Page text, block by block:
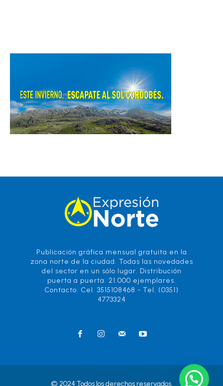
Publicación gráfica mensual gratuita en la
zona norte de la ciudad. Todas las novedades
del sector en un sólo lugar. Distribución
puerta a puerta. 21.000 ejemplares.
Contacto: Cel. 3515108468 - Tel. (0351)
4773324
© 2024 Todos los derechos reservados.